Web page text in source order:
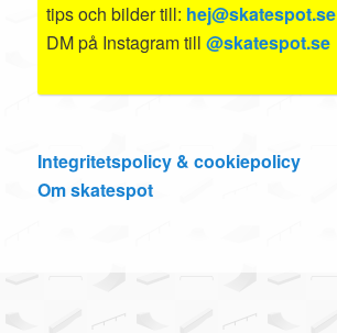
tips och bilder till: hej@skatespot.se
DM på Instagram till@skatespot.se
Integritetspolicy & cookiepolicy
Om skatespot